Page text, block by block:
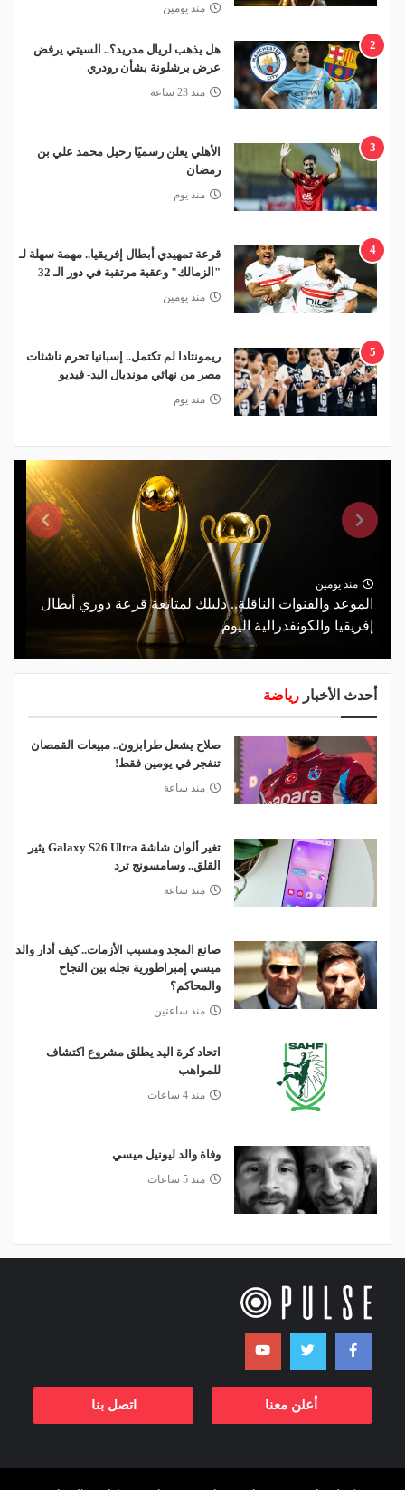
منذ يومين
2
هل يذهب لريال مدريد؟.. السيتي يرفض
عرض برشلونة بشأن رودري
منذ 23 ساعة
3
الأهلي يعلن رسميًا رحيل محمد علي بن
رمضان
منذ يوم
4
قرعة تمهيدي أبطال إفريقيا.. مهمة سهلة لـ
"الزمالك" وعقبة مرتقبة في دور الـ 32
منذ يومين
5
ريمونتادا لم تكتمل.. إسبانيا تحرم ناشئات
مصر من نهائي مونديال اليد- فيديو
منذ يوم
منذ يومين
الموعد والقنوات الناقلة.. دليلك لمتابعة قرعة دوري أبطال
إفريقيا والكونفدرالية اليوم
أحدث الأخبار رياضة
صلاح يشعل طرابزون.. مبيعات القمصان
تنفجر في يومين فقط!
منذ ساعة
تغير ألوان شاشة Galaxy S26 Ultra يثير
القلق.. وسامسونج ترد
منذ ساعة
صانع المجد ومسبب الأزمات.. كيف أدار والد
ميسي إمبراطورية نجله بين النجاح
والمحاكم؟
منذ ساعتين
اتحاد كرة اليد يطلق مشروع اكتشاف
للمواهب
منذ 4 ساعات
وفاة والد ليونيل ميسي
منذ 5 ساعات
أعلن معنا اتصل بنا